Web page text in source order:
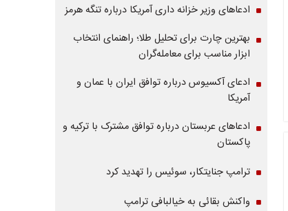
ادعاهای وزیر خزانه داری آمریکا درباره تنگه هرمز
بهترین چارت برای تحلیل طلا؛ راهنمای انتخاب
ابزار مناسب برای معامله‌گران
ادعای آکسیوس درباره توافق ایران با عمان و
آمریکا
ادعاهای عربستان درباره توافق مشترک با ترکیه و
پاکستان
ترامپ جنایتکار، سوئیس را تهدید کرد
واکنش بقائی به خیالبافی ترامپ